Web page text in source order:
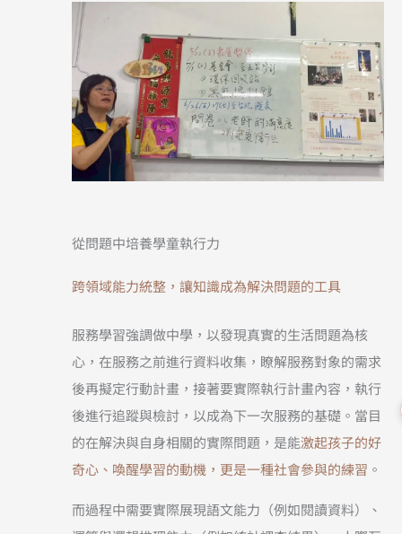
從問題中培養學童執行力
跨領域能力統整，讓知識成為解決問題的工具
服務學習強調做中學，以發現真實的生活問題為核
心，在服務之前進行資料收集，瞭解服務對象的需求
後再擬定行動計畫，接著要實際執行計畫內容，執行
後進行追蹤與檢討，以成為下一次服務的基礎。當目
的在解決與自身相關的實際問題，是能激起孩子的好
奇心、喚醒學習的動機，更是一種社會參與的練習 。
而過程中需要實際展現語文能力（例如閱讀資料）、